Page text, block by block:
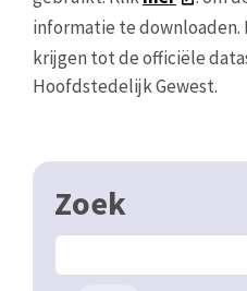
informatie te downloaden.
krijgen tot de officiële
Hoofdstedelijk Gewest.
Zoek